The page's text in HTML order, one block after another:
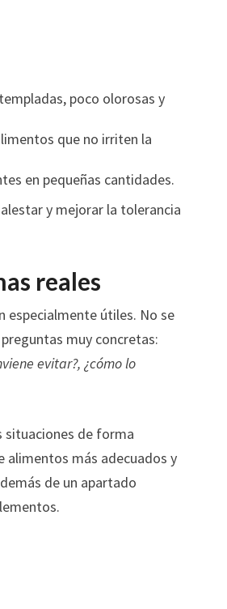
poco olorosas y
que no irriten la
en pequeñas cantidades.
y mejorar la tolerancia
reales
especialmente útiles. No se
muy concretas:
evitar?, ¿cómo lo
situaciones de forma
alimentos más adecuados y
de un apartado